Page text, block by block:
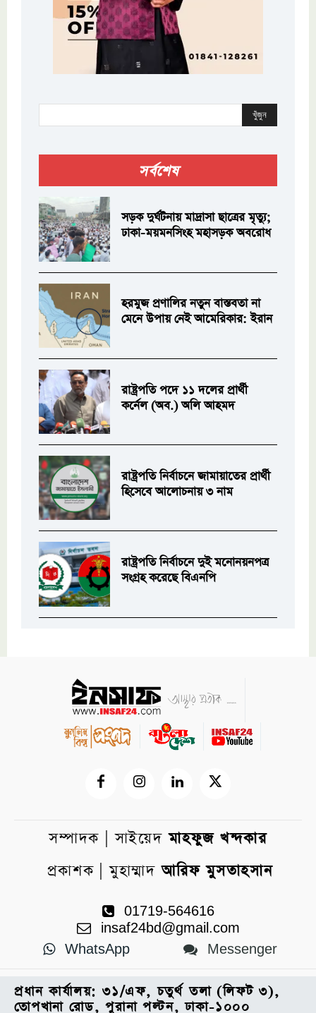
খুঁজুন
সর্বশেষ
সড়ক দুর্ঘটনায় মাদ্রাসা ছাত্রের মৃত্যু;
ঢাকা-ময়মনসিংহ মহাসড়ক অবরোধ
হরমুজ প্রণালির নতুন বাস্তবতা না
মেনে উপায় নেই আমেরিকার: ইরান
রাষ্ট্রপতি পদে ১১ দলের প্রার্থী
কর্নেল (অব.) অলি আহমদ
রাষ্ট্রপতি নির্বাচনে জামায়াতের প্রার্থী
হিসেবে আলোচনায় ৩ নাম
রাষ্ট্রপতি নির্বাচনে দুই মনোনয়নপত্র
সংগ্রহ করেছে বিএনপি
সম্পাদক | সাইয়েদমাহফুজ খন্দকার
প্রকাশক | মুহাম্মাদআরিফ মুসতাহসান
01719-564616
insaf24bd@gmail.com
WhatsApp
Messenger
প্রধান কার্যালয়: ৩১/এফ, চতুর্থ তলা (লিফট ৩),
তোপখানা রোড, পুরানা পল্টন, ঢাকা-১০০০